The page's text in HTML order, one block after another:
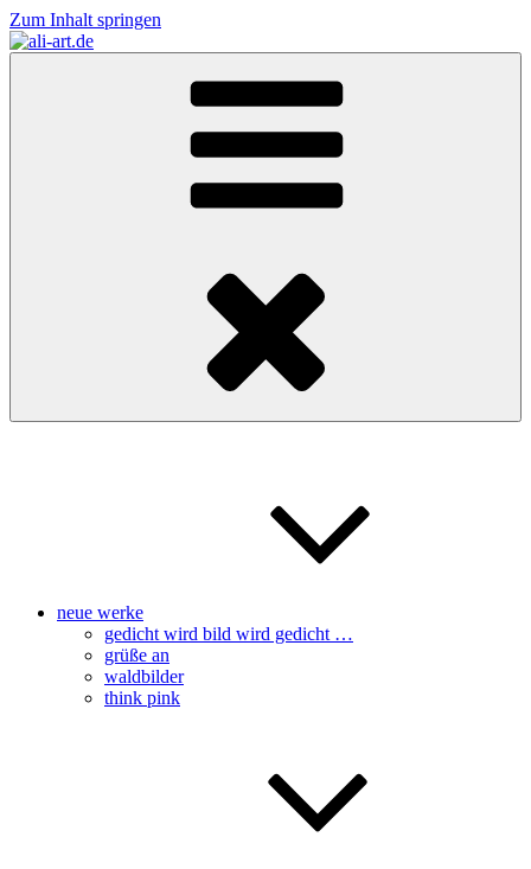
Zum Inhalt springen
neue werke
gedicht wird bild wird gedicht …
grüße an
waldbilder
think pink